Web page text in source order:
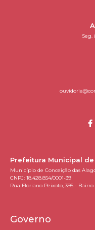
Seg.
Prefeitura Municipal
Município de Conceição das
CNPJ: 18.428.854/0001-39
Rua Floriano Peixoto, 395 -
Governo